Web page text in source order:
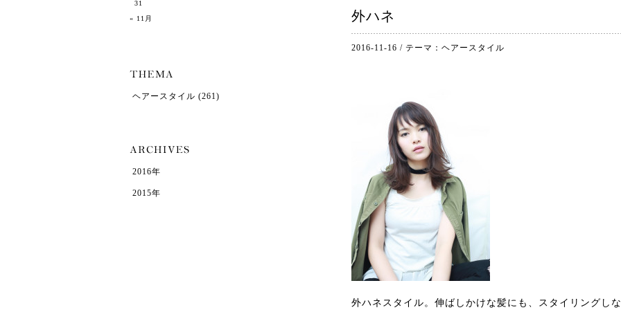
外ハネ
2016-11-16 / テーマ： ヘアースタイル
外ハネスタイル。伸ばしかけな髪にも、スタイリングし
« 11月
31
ヘアースタイル (261)
2016年
2015年